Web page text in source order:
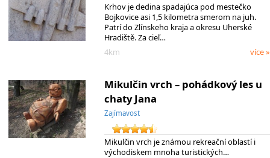
Krhov je dedina spadajúca pod mestečko
Bojkovice asi 1,5 kilometra smerom na juh.
Patrí do Zlínskeho kraja a okresu Uherské
Hradiště. Za cieľ…
4km
více »
Mikulčin vrch – pohádkový les u
chaty Jana
Zajímavost
Mikulčin vrch je známou rekreační oblastí i
východiskem mnoha turistických…